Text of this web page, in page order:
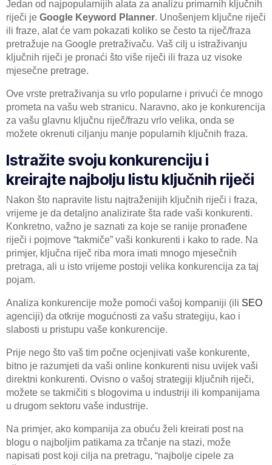
Jedan od najpopularnijih alata za analizu primarnih ključnih
riječi je Google Keyword Planner. Unošenjem ključne riječi
ili fraze, alat će vam pokazati koliko se često ta riječ/fraza
pretražuje na Google pretraživaču. Vaš cilj u istraživanju
ključnih riječi je pronaći što više riječi ili fraza uz visoke
mjesečne pretrage.
Ove vrste pretraživanja su vrlo popularne i privući će mnogo
prometa na vašu web stranicu. Naravno, ako je konkurencija
za vašu glavnu ključnu riječ/frazu vrlo velika, onda se
možete okrenuti ciljanju manje popularnih ključnih fraza.
Istražite svoju konkurenciju i
kreirajte najbolju listu ključnih riječi
Nakon što napravite listu najtraženijih ključnih riječi i fraza,
vrijeme je da detaljno analizirate šta rade vaši konkurenti.
Konkretno, važno je saznati za koje se ranije pronađene
riječi i pojmove “takmiče” vaši konkurenti i kako to rade. Na
primjer, ključna riječ riba mora imati mnogo mjesečnih
pretraga, ali u isto vrijeme postoji velika konkurencija za taj
pojam.
Analiza konkurencije može pomoći vašoj kompaniji (ili SEO
agenciji) da otkrije mogućnosti za vašu strategiju, kao i
slabosti u pristupu vaše konkurencije.
Prije nego što vaš tim počne ocjenjivati vaše konkurente,
bitno je razumjeti da vaši online konkurenti nisu uvijek vaši
direktni konkurenti. Ovisno o vašoj strategiji ključnih riječi,
možete se takmičiti s blogovima u industriji ili kompanijama
u drugom sektoru vaše industrije.
Na primjer, ako kompanija za obuću želi kreirati post na
blogu o najboljim patikama za trčanje na stazi, može
napisati post koji cilja na pretragu, “najbolje cipele za